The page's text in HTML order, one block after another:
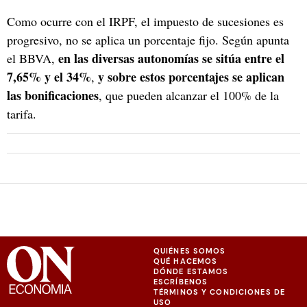
Como ocurre con el IRPF, el impuesto de sucesiones es
progresivo, no se aplica un porcentaje fijo. Según apunta
el BBVA, en las diversas autonomías se sitúa entre el
7,65% y el 34%, y sobre estos porcentajes se aplican
las bonificaciones, que pueden alcanzar el 100% de la
tarifa.
QUIÉNES SOMOS
QUÉ HACEMOS
DÓNDE ESTAMOS
ESCRÍBENOS
TÉRMINOS Y CONDICIONES DE
USO